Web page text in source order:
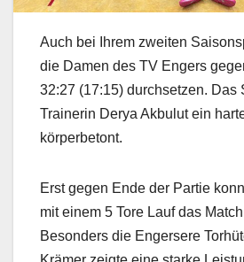
Auch bei Ihrem zweiten
die Damen des TV Engers
32:27 (17:15) durchsetzen. Das
Trainerin Derya Akbulut ein
körperbetont.
Erst gegen Ende der Partie
mit einem 5 Tore Lauf das
Besonders die Engersere